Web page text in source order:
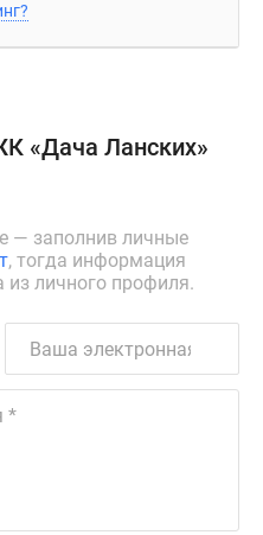
«Дача Ланских»
— заполнив личные
, тогда информация
из личного профиля.